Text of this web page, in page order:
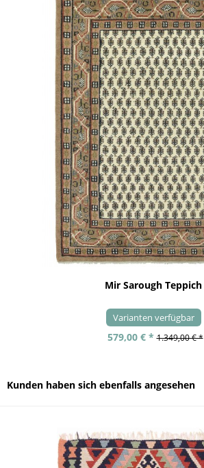
Mir Sarough Teppich
Varianten verfügbar
579,00 € * 1.349,00 € *
Kunden haben sich ebenfalls angesehen